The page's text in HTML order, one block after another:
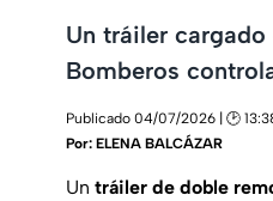
Un tráiler
Bomberos
Publicado 04/07/2026 | 🕑
Por: ELENA BALCÁZAR
Un tráiler de doble